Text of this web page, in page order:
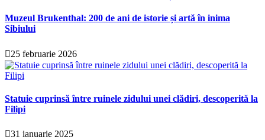
Muzeul Brukenthal: 200 de ani de istorie și artă în inima
Sibiului
25 februarie 2026
Statuie cuprinsă între ruinele zidului unei clădiri, descoperită la
Filipi
31 ianuarie 2025